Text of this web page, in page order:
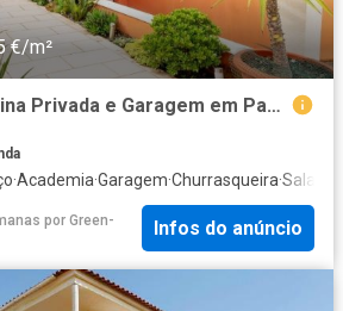
€/m²
Moradia com Piscina Privada e Garagem em Paderne 0m² Paderne
·Academia·Garagem·Churrasqueira·Sala de
por Green-
Infos do anúncio